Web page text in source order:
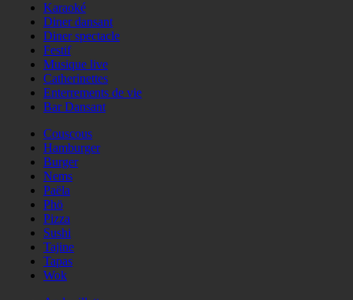
Karaoké
Diner dansant
Diner spectacle
Festif
Musique live
Catherinettes
Enterrements de vie
Bar Dansant
Couscous
Hamburger
Burger
Nems
Paëla
Phö
Pizza
Sushi
Tajine
Tapas
Wok